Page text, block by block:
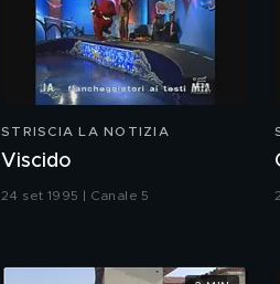
STRISCIA LA NOTIZIA
Viscido
24 set 1995 | Canale 5